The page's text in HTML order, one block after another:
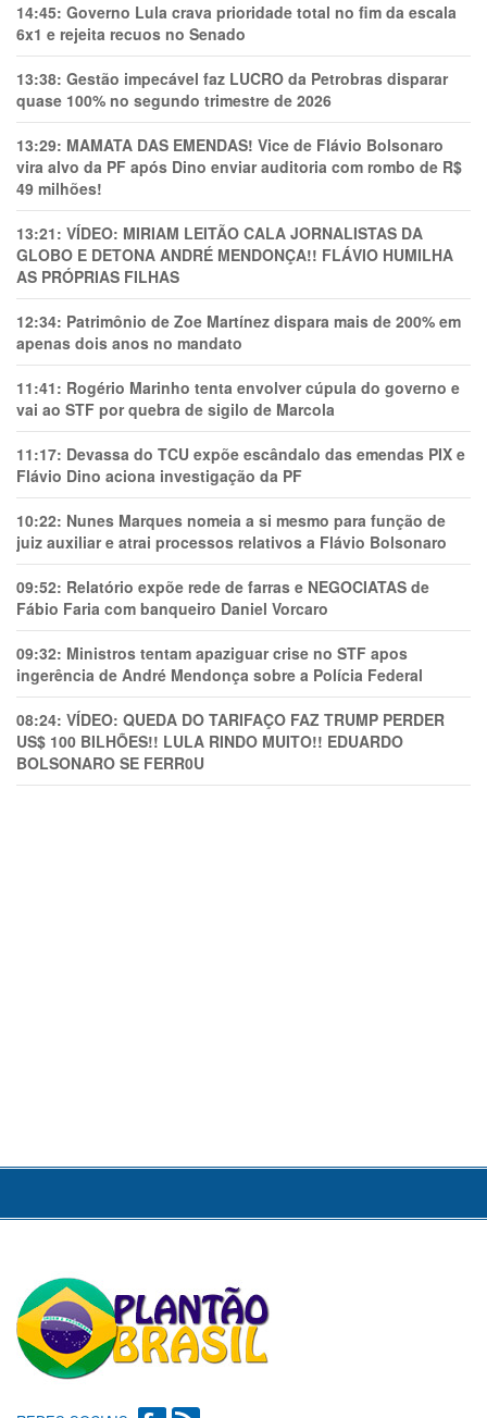
14:45: Governo Lula crava prioridade total no fim da escala
6x1 e rejeita recuos no Senado
13:38: Gestão impecável faz LUCRO da Petrobras disparar
quase 100% no segundo trimestre de 2026
13:29: MAMATA DAS EMENDAS! Vice de Flávio Bolsonaro
vira alvo da PF após Dino enviar auditoria com rombo de R$
49 milhões!
13:21: VÍDEO: MIRIAM LEITÃO CALA JORNALISTAS DA
GLOBO E DETONA ANDRÉ MENDONÇA!! FLÁVIO HUMILHA
AS PRÓPRIAS FILHAS
12:34: Patrimônio de Zoe Martínez dispara mais de 200% em
apenas dois anos no mandato
11:41: Rogério Marinho tenta envolver cúpula do governo e
vai ao STF por quebra de sigilo de Marcola
11:17: Devassa do TCU expõe escândalo das emendas PIX e
Flávio Dino aciona investigação da PF
10:22: Nunes Marques nomeia a si mesmo para função de
juiz auxiliar e atrai processos relativos a Flávio Bolsonaro
09:52: Relatório expõe rede de farras e NEGOCIATAS de
Fábio Faria com banqueiro Daniel Vorcaro
09:32: Ministros tentam apaziguar crise no STF apos
ingerência de André Mendonça sobre a Polícia Federal
08:24: VÍDEO: QUEDA DO TARIFAÇO FAZ TRUMP PERDER
US$ 100 BILHÕES!! LULA RINDO MUITO!! EDUARDO
BOLSONARO SE FERR0U